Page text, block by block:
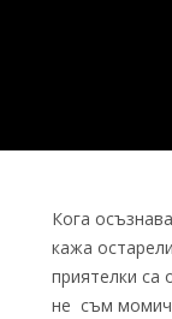
Кога
кажа
приятелки са
не съм